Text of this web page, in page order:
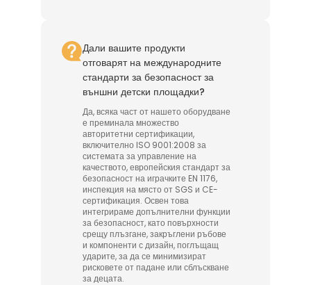
Дали вашите продукти
отговарят на международните
стандарти за безопасност за
външни детски площадки?
Да, всяка част от нашето оборудване
е преминала множество
авторитетни сертификации,
включително ISO 9001:2008 за
системата за управление на
качеството, европейския стандарт за
безопасност на играчките EN 1176,
инспекция на място от SGS и CE-
сертификация. Освен това
интегрираме допълнителни функции
за безопасност, като повърхности
срещу плъзгане, закръглени ръбове
и компоненти с дизайн, поглъщащ
ударите, за да се минимизират
рисковете от падане или сблъскване
за децата.